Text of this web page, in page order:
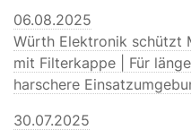
06.08.2025
Würth Elektronik schützt
mit Filterkappe | Für
harschere
30.07.2025